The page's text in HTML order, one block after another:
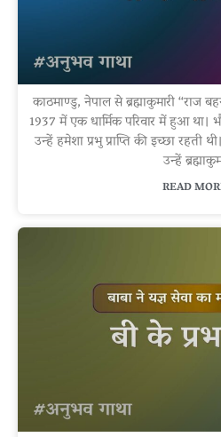
काठमाण्डु, नेपाल से ब्रह्माकुमारी “राज
1937 में एक धार्मिक परिवार में हुआ
उन्हें हमेशा प्रभु प्राप्ति की इच्छा
उन्हें
READ